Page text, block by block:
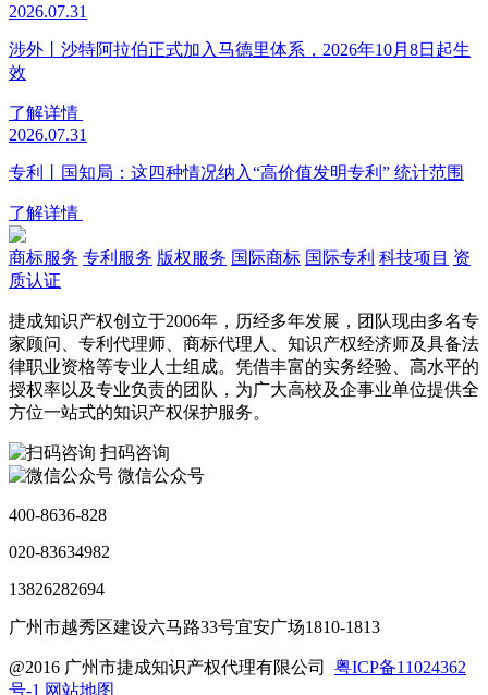
2026.07.31
涉外丨沙特阿拉伯正式加入马德里体系，2026年10月8日起生
效
了解详情
2026.07.31
专利丨国知局：这四种情况纳入“高价值发明专利” 统计范围
了解详情
商标服务 专利服务 版权服务 国际商标 国际专利 科技项目 资
质认证
捷成知识产权创立于2006年，历经多年发展，团队现由多名专
家顾问、专利代理师、商标代理人、知识产权经济师及具备法
律职业资格等专业人士组成。凭借丰富的实务经验、高水平的
授权率以及专业负责的团队，为广大高校及企事业单位提供全
方位一站式的知识产权保护服务。
扫码咨询
微信公众号
400-8636-828
020-83634982
13826282694
广州市越秀区建设六马路33号宜安广场1810-1813
@2016 广州市捷成知识产权代理有限公司 粤ICP备11024362
号-1 网站地图